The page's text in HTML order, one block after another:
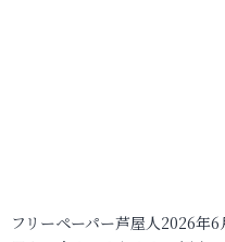
フリーペーパー芦屋人2026年